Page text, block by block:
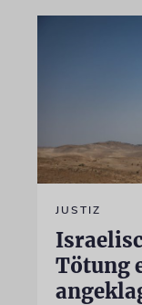
JUSTIZ
Tötung